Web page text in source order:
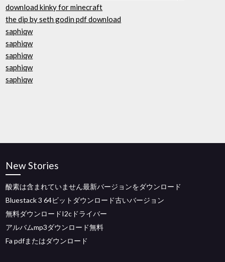
download kinky for minecraft
the dip by seth godin pdf download
saphiqw
saphiqw
saphiqw
saphiqw
saphiqw
New Stories
酸素は含まれていません最新バージョンをダウンロード
Bluestack 3 64ビットダウンロード古いバージョン
無料ダウンロードI2cドライバー
アルバムmp3ダウンロード無料
Fa pdfまたはダウンロード